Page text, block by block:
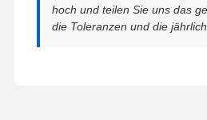
hoch und teilen Sie uns das
die Toleranzen und die